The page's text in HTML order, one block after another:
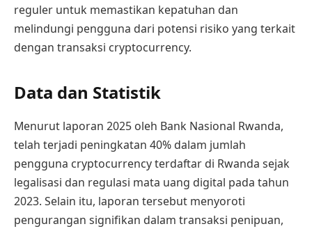
reguler untuk memastikan kepatuhan dan
melindungi pengguna dari potensi risiko yang terkait
dengan transaksi cryptocurrency.
Data dan Statistik
Menurut laporan 2025 oleh Bank Nasional Rwanda,
telah terjadi peningkatan 40% dalam jumlah
pengguna cryptocurrency terdaftar di Rwanda sejak
legalisasi dan regulasi mata uang digital pada tahun
2023. Selain itu, laporan tersebut menyoroti
pengurangan signifikan dalam transaksi penipuan,